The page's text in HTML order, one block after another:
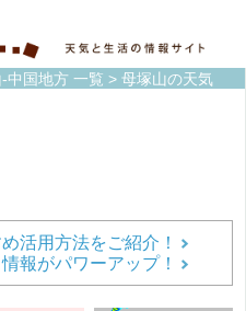
中国地方 一覧 > 母塚山の天気
活用方法をご紹介！
報がパワーアップ！